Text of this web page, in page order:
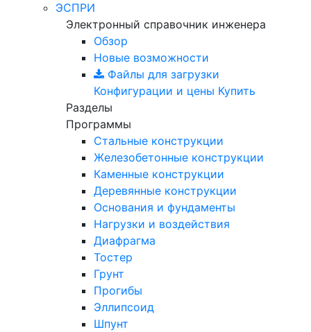
ЭСПРИ
Электронный справочник инженера
Обзор
Новые возможности
Файлы для загрузки
Конфигурации и цены Купить
Разделы
Программы
Стальные конструкции
Железобетонные конструкции
Каменные конструкции
Деревянные конструкции
Основания и фундаменты
Нагрузки и воздействия
Диафрагма
Тостер
Грунт
Прогибы
Эллипсоид
Шпунт